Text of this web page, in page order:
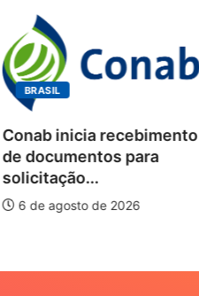
BRASIL
Conab inicia recebimento
de documentos para
solicitação...
6 de agosto de 2026